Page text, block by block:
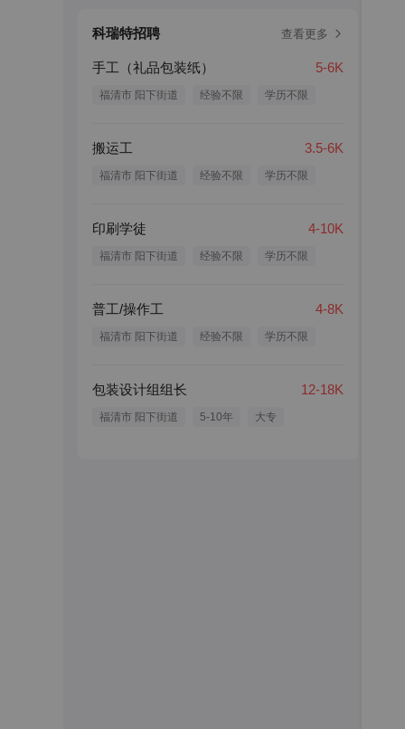
科瑞特招聘 查看更多
手工（礼品包装纸） 5-6K
福清市 阳下街道 经验不限 学历不限
搬运工 3.5-6K
福清市 阳下街道 经验不限 学历不限
印刷学徒 4-10K
福清市 阳下街道 经验不限 学历不限
普工/操作工 4-8K
福清市 阳下街道 经验不限 学历不限
包装设计组组长 12-18K
福清市 阳下街道 5-10年 大专